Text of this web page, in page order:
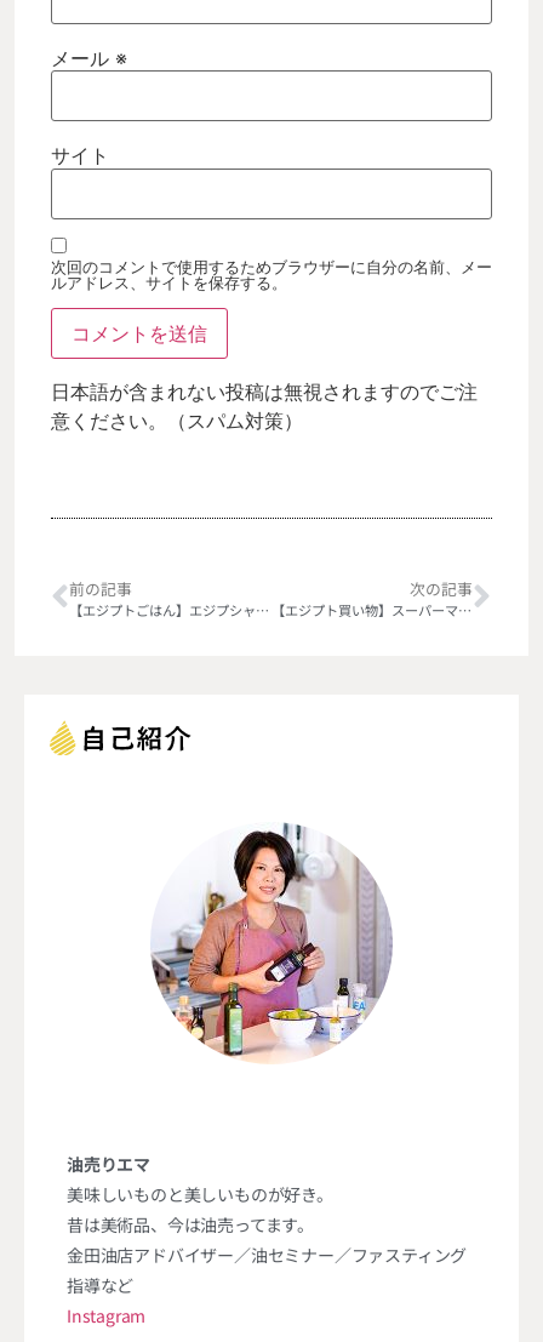
メール ※
サイト
次回のコメントで使用するためブラウザーに自分の名前、メー
ルアドレス、サイトを保存する。
日本語が含まれない投稿は無視されますのでご注
意ください。（スパム対策）
前の記事
【エジプトごはん】エジプシャン中華
次の記事
【エジプト買い物】スーパーマーケット
油売りエマ
美味しいものと美しいものが好き。
昔は美術品、今は油売ってます。
金田油店アドバイザー／油セミナー／ファスティング
指導など
Instagram